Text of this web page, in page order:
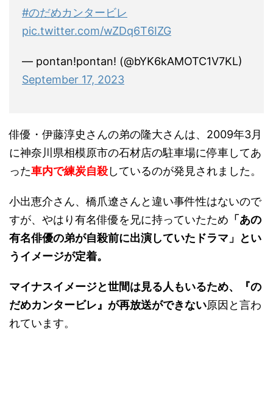
#のだめカンタービレ
pic.twitter.com/wZDq6T6IZG
— pontan!pontan! (@bYK6kAMOTC1V7KL)
September 17, 2023
俳優・伊藤淳史さんの弟の隆大さんは、2009年3月
に神奈川県相模原市の石材店の駐車場に停車してあ
った車内で練炭自殺しているのが発見されました。
小出恵介さん、橋爪遼さんと違い事件性はないので
すが、やはり有名俳優を兄に持っていたため 「あの
有名俳優の弟が自殺前に出演していたドラマ」とい
うイメージが定着。
マイナスイメージと世間は見る人もいるため、『の
だめカンタービレ』が再放送ができない原因と言わ
れています。